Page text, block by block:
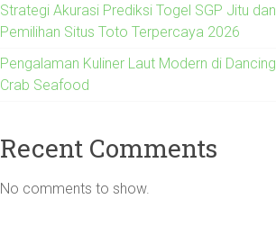
Strategi Akurasi Prediksi Togel SGP Jitu dan
Pemilihan Situs Toto Terpercaya 2026
Pengalaman Kuliner Laut Modern di Dancing
Crab Seafood
Recent Comments
No comments to show.